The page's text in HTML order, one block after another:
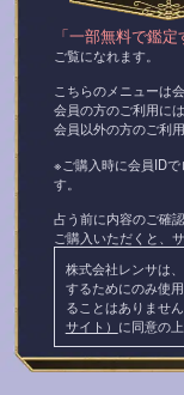
「一部無料で鑑定
ご覧になれます。
こちらのメニューは
会員の方のご利用には
会員以外の方のご利
※ご購入時に会員ID
す。
占う前に内容のご確
ご購入いただくと、
株式会社レンサは
するためにのみ使
ることはありませ
サイト） に同意の